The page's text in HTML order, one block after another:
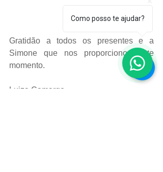
Gratidão a todos os presentes e a
Simone que nos proporcionou este
momento.
Luiza Camargo
Como posso te ajudar?